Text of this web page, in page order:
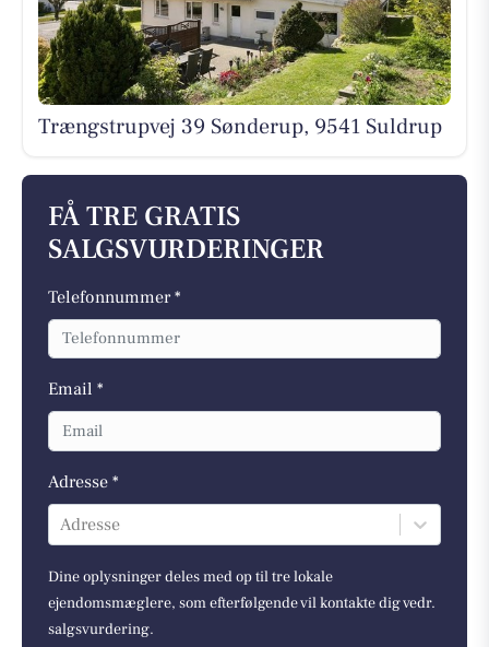
Trængstrupvej 39 Sønderup, 9541 Suldrup
FÅ TRE GRATIS
SALGSVURDERINGER
Telefonnummer *
Email *
Adresse *
Adresse
Dine oplysninger deles med op til tre lokale
ejendomsmæglere, som efterfølgende vil kontakte dig vedr.
salgsvurdering.